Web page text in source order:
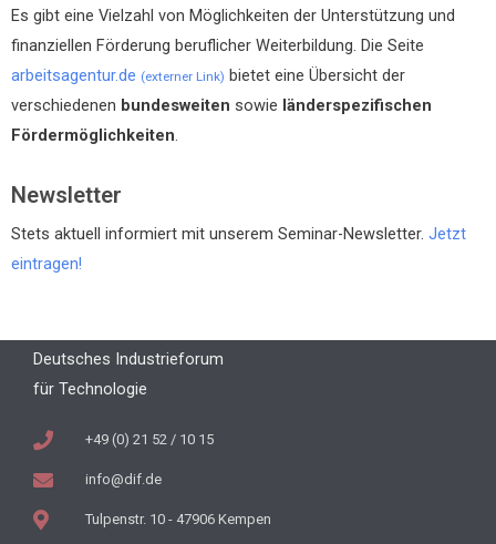
Es gibt eine Vielzahl von Möglichkeiten der Unterstützung und
finanziellen Förderung beruflicher Weiterbildung. Die Seite
arbeitsagentur.de (externer Link) bietet eine Übersicht der
verschiedenen bundesweiten sowie länderspezifischen
Fördermöglichkeiten.
Newsletter
Stets aktuell informiert mit unserem Seminar-Newsletter. Jetzt
eintragen!
Deutsches Industrieforum
für Technologie
+49 (0) 21 52 / 10 15
info@dif.de
Tulpenstr. 10 - 47906 Kempen